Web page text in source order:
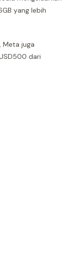
yang lebih
Meta juga
dari